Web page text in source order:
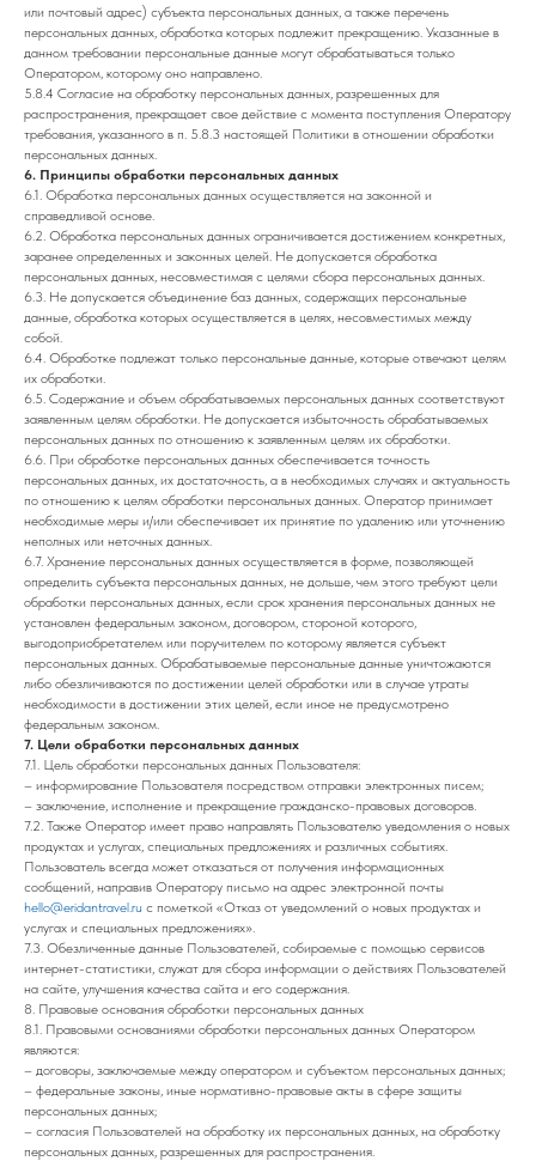
или почтовый адрес) субъекта персональных данных, а также перечень
персональных данных, обработка которых подлежит прекращению. Указанные в
данном требовании персональные данные могут обрабатываться только
Оператором, которому оно направлено.
5.8.4 Согласие на обработку персональных данных, разрешенных для
распространения, прекращает свое действие с момента поступления Оператору
требования, указанного в п. 5.8.3 настоящей Политики в отношении обработки
персональных данных.
6. Принципы обработки персональных данных
6.1. Обработка персональных данных осуществляется на законной и
справедливой основе.
6.2. Обработка персональных данных ограничивается достижением конкретных,
заранее определенных и законных целей. Не допускается обработка
персональных данных, несовместимая с целями сбора персональных данных.
6.3. Не допускается объединение баз данных, содержащих персональные
данные, обработка которых осуществляется в целях, несовместимых между
собой.
6.4. Обработке подлежат только персональные данные, которые отвечают целям
их обработки.
6.5. Содержание и объем обрабатываемых персональных данных соответствуют
заявленным целям обработки. Не допускается избыточность обрабатываемых
персональных данных по отношению к заявленным целям их обработки.
6.6. При обработке персональных данных обеспечивается точность
персональных данных, их достаточность, а в необходимых случаях и актуальность
по отношению к целям обработки персональных данных. Оператор принимает
необходимые меры и/или обеспечивает их принятие по удалению или уточнению
неполных или неточных данных.
6.7. Хранение персональных данных осуществляется в форме, позволяющей
определить субъекта персональных данных, не дольше, чем этого требуют цели
обработки персональных данных, если срок хранения персональных данных не
установлен федеральным законом, договором, стороной которого,
выгодоприобретателем или поручителем по которому является субъект
персональных данных. Обрабатываемые персональные данные уничтожаются
либо обезличиваются по достижении целей обработки или в случае утраты
необходимости в достижении этих целей, если иное не предусмотрено
федеральным законом.
7. Цели обработки персональных данных
7.1. Цель обработки персональных данных Пользователя:
– информирование Пользователя посредством отправки электронных писем;
– заключение, исполнение и прекращение гражданско-правовых договоров.
7.2. Также Оператор имеет право направлять Пользователю уведомления о новых
продуктах и услугах, специальных предложениях и различных событиях.
Пользователь всегда может отказаться от получения информационных
сообщений, направив Оператору письмо на адрес электронной почты
hello@eridantravel.ru с пометкой «Отказ от уведомлений о новых продуктах и
услугах и специальных предложениях».
7.3. Обезличенные данные Пользователей, собираемые с помощью сервисов
интернет-статистики, служат для сбора информации о действиях Пользователей
на сайте, улучшения качества сайта и его содержания.
8. Правовые основания обработки персональных данных
8.1. Правовыми основаниями обработки персональных данных Оператором
являются:
– договоры, заключаемые между оператором и субъектом персональных данных;
– федеральные законы, иные нормативно-правовые акты в сфере защиты
персональных данных;
– согласия Пользователей на обработку их персональных данных, на обработку
персональных данных, разрешенных для распространения.